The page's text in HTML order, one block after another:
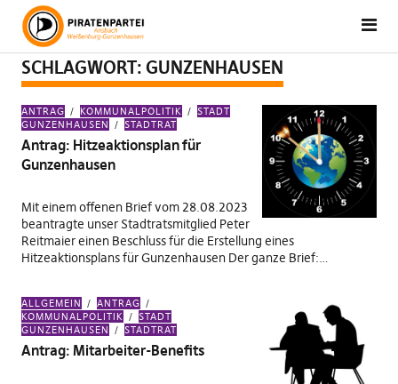
SCHLAGWORT: GUNZENHAUSEN
ANTRAG KOMMUNALPOLITIK
STADT
GUNZENHAUSEN
STADTRAT
Antrag: Hitzeaktionsplan für
Gunzenhausen
Mit einem offenen Brief vom 28.08.2023
beantragte unser Stadtratsmitglied Peter
Reitmaier einen Beschluss für die Erstellung eines
Hitzeaktionsplans für Gunzenhausen Der ganze Brief:…
ALLGEMEIN
ANTRAG
KOMMUNALPOLITIK
STADT
GUNZENHAUSEN
STADTRAT
Antrag: Mitarbeiter-Benefits